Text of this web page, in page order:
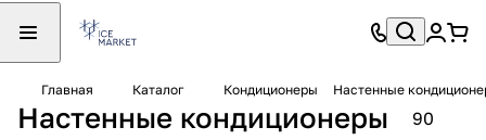
Главная Каталог Кондиционеры Настенные
Настенные кондиционеры 90